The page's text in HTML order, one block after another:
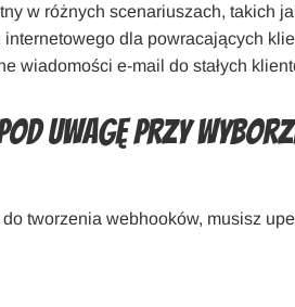
w różnych scenariuszach, takich
dla powracających
wiadomości e-mail do stałych
uwagę przy
tworzenia webhooków, musisz